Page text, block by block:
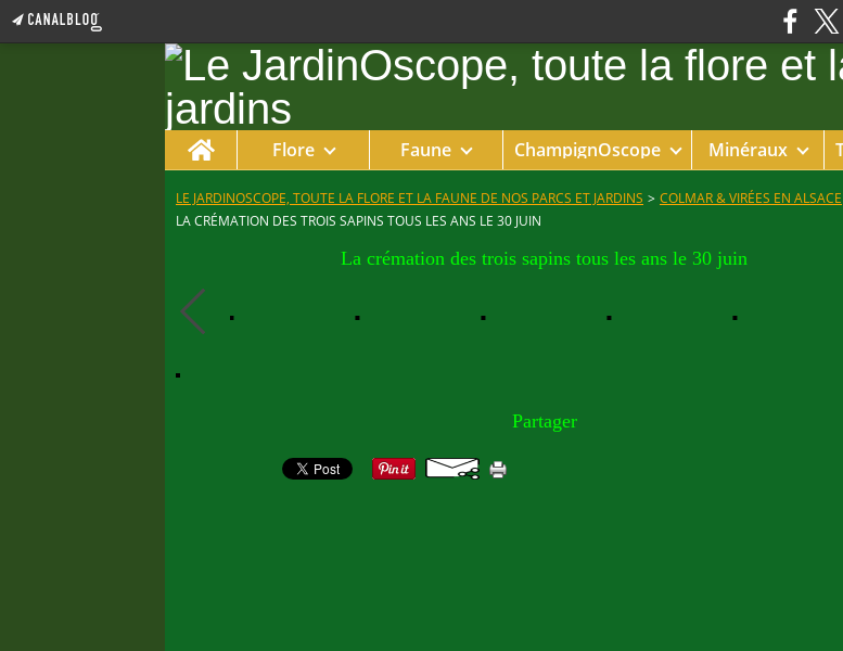
Home Flore Faune ChampignOscope Minéraux
LE JARDINOSCOPE, TOUTE LA FLORE ET LA FAUNE DE NOS PARCS ET JARDINS > COLMAR & VIRÉES EN ALSACE
LA CRÉMATION DES TROIS SAPINS TOUS LES ANS LE 30 JUIN
La crémation des trois sapins tous les ans le 30 juin
Partager